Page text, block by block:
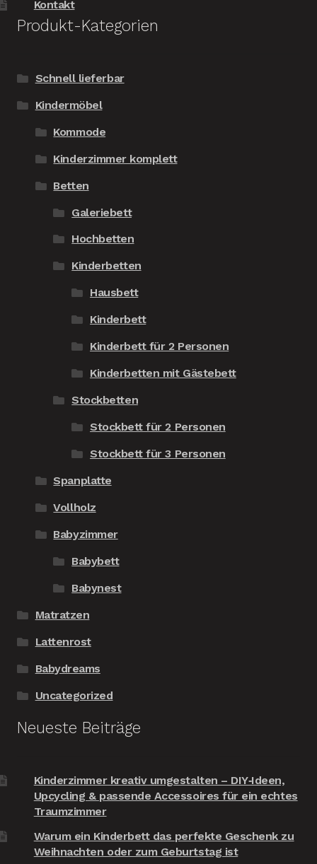
Kontakt
Produkt-Kategorien
Schnell lieferbar
Kindermöbel
Kommode
Kinderzimmer komplett
Betten
Galeriebett
Hochbetten
Kinderbetten
Hausbett
Kinderbett
Kinderbett für 2 Personen
Kinderbetten mit Gästebett
Stockbetten
Stockbett für 2 Personen
Stockbett für 3 Personen
Spanplatte
Vollholz
Babyzimmer
Babybett
Babynest
Matratzen
Lattenrost
Babydreams
Uncategorized
Neueste Beiträge
Kinderzimmer kreativ umgestalten – DIY‑Ideen,
Upcycling & passende Accessoires für ein echtes
Traumzimmer
Warum ein Kinderbett das perfekte Geschenk zu
Weihnachten oder zum Geburtstag ist